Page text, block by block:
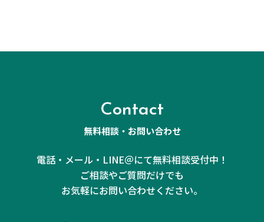
Contact
無料相談・お問い合わせ
電話・メール・LINE＠にて無料相談受付中！
ご相談やご質問だけでも
お気軽にお問い合わせください。